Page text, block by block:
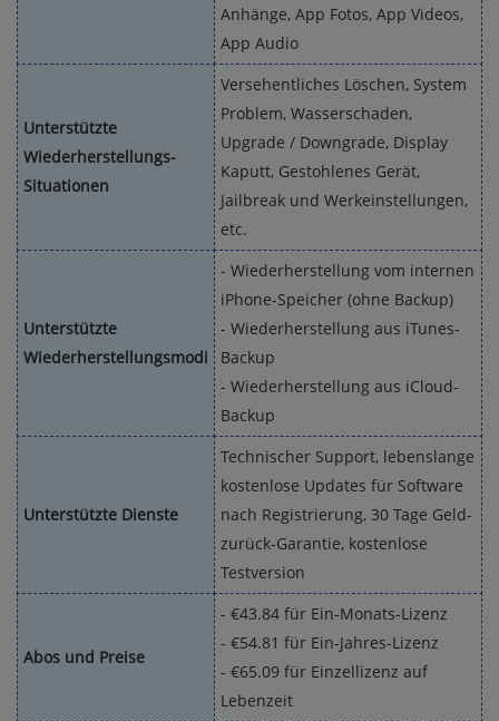
Anhänge, App Fotos, App Videos,
App Audio
Unterstützte
Wiederherstellungs-
Situationen
Versehentliches Löschen, System
Problem, Wasserschaden,
Upgrade / Downgrade, Display
Kaputt, Gestohlenes Gerät,
Jailbreak und Werkeinstellungen,
etc.
Unterstützte
Wiederherstellungsmodi
- Wiederherstellung vom internen
iPhone-Speicher (ohne Backup)
- Wiederherstellung aus iTunes-
Backup
- Wiederherstellung aus iCloud-
Backup
Unterstützte Dienste
Technischer Support, lebenslange
kostenlose Updates für Software
nach Registrierung, 30 Tage Geld-
zurück-Garantie, kostenlose
Testversion
Abos und Preise
- €43.84 für Ein-Monats-Lizenz
- €54.81 für Ein-Jahres-Lizenz
- €65.09 für Einzellizenz auf
Lebenzeit